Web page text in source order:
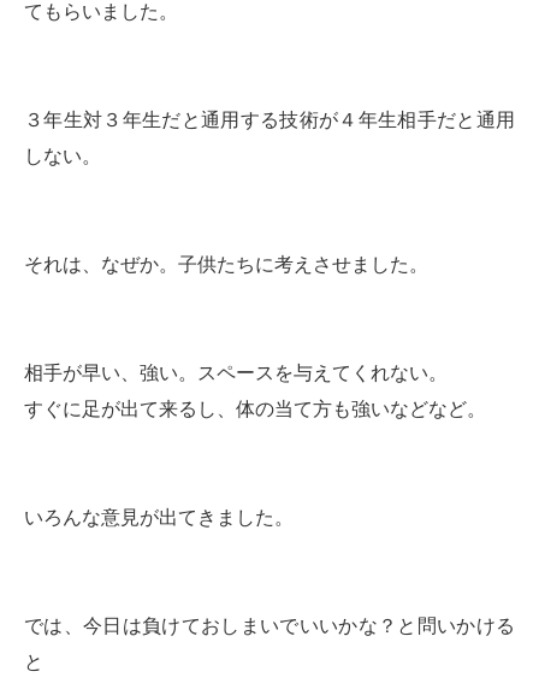
てもらいました。
３年生対３年生だと通用する技術が４年生相手だと通用
しない。
それは、なぜか。子供たちに考えさせました。
相手が早い、強い。スペースを与えてくれない。
すぐに足が出て来るし、体の当て方も強いなどなど。
いろんな意見が出てきました。
では、今日は負けておしまいでいいかな？と問いかける
と